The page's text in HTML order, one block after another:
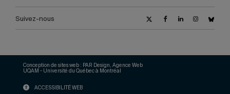
Suivez-nous
UQAM - Université du Québec à Montréal
Conception de sites web : PAR Design, Agence Web
ACCESSIBILITÉ WEB